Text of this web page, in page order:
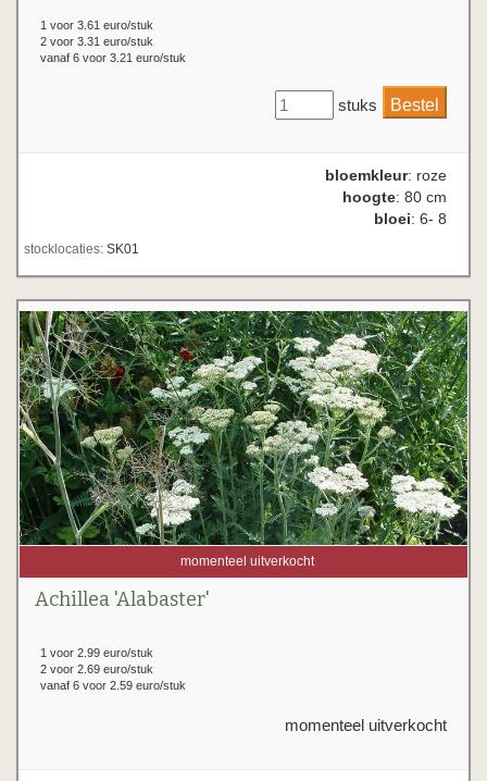
1 voor 3.61 euro/stuk
2 voor 3.31 euro/stuk
vanaf 6 voor 3.21 euro/stuk
stuks
bloemkleur: roze
hoogte: 80 cm
bloei: 6- 8
stocklocaties: SK01
momenteel uitverkocht
Achillea 'Alabaster'
1 voor 2.99 euro/stuk
2 voor 2.69 euro/stuk
vanaf 6 voor 2.59 euro/stuk
momenteel uitverkocht